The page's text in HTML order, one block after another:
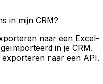
in mijn CRM?
naar een Excel-
in je CRM.
naar een API.